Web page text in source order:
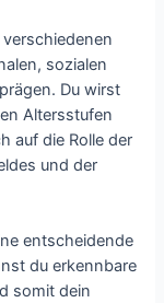
sozialen
Du wirst
Altersstufen
auf die Rolle der
und der
entscheidende
du erkennbare
somit dein